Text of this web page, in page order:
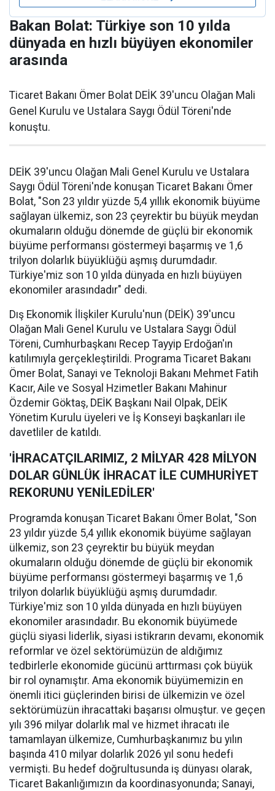
Bakan Bolat: Türkiye son 10 yılda
dünyada en hızlı büyüyen ekonomiler
arasında
Ticaret Bakanı Ömer Bolat DEİK 39'uncu Olağan Mali
Genel Kurulu ve Ustalara Saygı Ödül Töreni'nde
konuştu.
DEİK 39'uncu Olağan Mali Genel Kurulu ve Ustalara
Saygı Ödül Töreni'nde konuşan Ticaret Bakanı Ömer
Bolat, "Son 23 yıldır yüzde 5,4 yıllık ekonomik büyüme
sağlayan ülkemiz, son 23 çeyrektir bu büyük meydan
okumaların olduğu dönemde de güçlü bir ekonomik
büyüme performansı göstermeyi başarmış ve 1,6
trilyon dolarlık büyüklüğü aşmış durumdadır.
Türkiye'miz son 10 yılda dünyada en hızlı büyüyen
ekonomiler arasındadır" dedi.
Dış Ekonomik İlişkiler Kurulu'nun (DEİK) 39'uncu
Olağan Mali Genel Kurulu ve Ustalara Saygı Ödül
Töreni, Cumhurbaşkanı Recep Tayyip Erdoğan'ın
katılımıyla gerçekleştirildi. Programa Ticaret Bakanı
Ömer Bolat, Sanayi ve Teknoloji Bakanı Mehmet Fatih
Kacır, Aile ve Sosyal Hzimetler Bakanı Mahinur
Özdemir Göktaş, DEİK Başkanı Nail Olpak, DEİK
Yönetim Kurulu üyeleri ve İş Konseyi başkanları ile
davetliler de katıldı.
'İHRACATÇILARIMIZ, 2 MİLYAR 428 MİLYON
DOLAR GÜNLÜK İHRACAT İLE CUMHURİYET
REKORUNU YENİLEDİLER'
Programda konuşan Ticaret Bakanı Ömer Bolat, "Son
23 yıldır yüzde 5,4 yıllık ekonomik büyüme sağlayan
ülkemiz, son 23 çeyrektir bu büyük meydan
okumaların olduğu dönemde de güçlü bir ekonomik
büyüme performansı göstermeyi başarmış ve 1,6
trilyon dolarlık büyüklüğü aşmış durumdadır.
Türkiye'miz son 10 yılda dünyada en hızlı büyüyen
ekonomiler arasındadır. Bu ekonomik büyümede
güçlü siyasi liderlik, siyasi istikrarın devamı, ekonomik
reformlar ve özel sektörümüzün de aldığımız
tedbirlerle ekonomide gücünü arttırması çok büyük
bir rol oynamıştır. Ama ekonomik büyümemizin en
önemli itici güçlerinden birisi de ülkemizin ve özel
sektörümüzün ihracattaki başarısı olmuştur. ve geçen
yılı 396 milyar dolarlık mal ve hizmet ihracatı ile
tamamlayan ülkemize, Cumhurbaşkanımız bu yılın
başında 410 milyar dolarlık 2026 yıl sonu hedefi
vermişti. Bu hedef doğrultusunda iş dünyası olarak,
Ticaret Bakanlığımızın da koordinasyonunda; Sanayi,